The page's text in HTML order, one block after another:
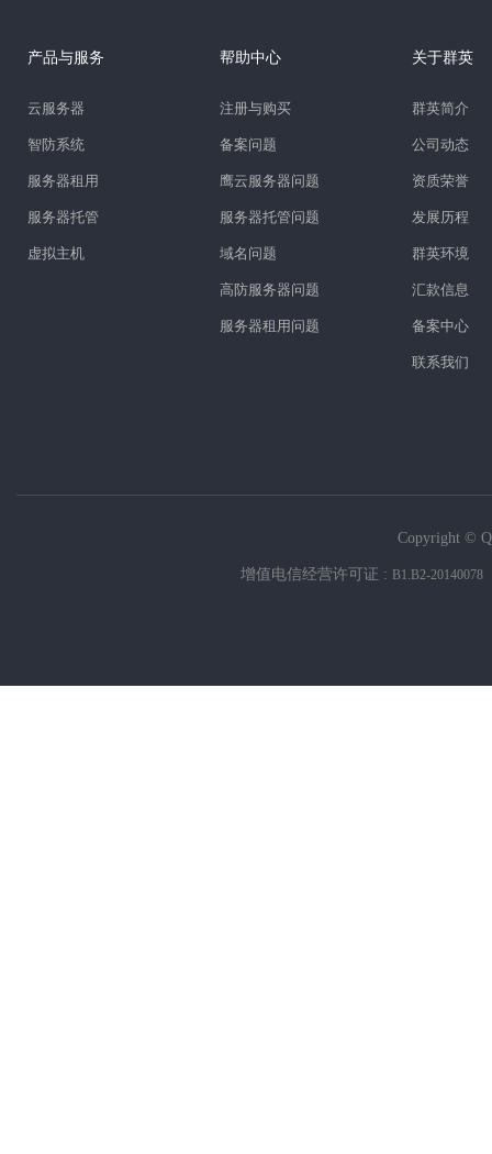
产品与服务
云服务器
智防系统
服务器租用
服务器托管
虚拟主机
帮助中心
注册与购买
备案问题
鹰云服务器问题
服务器托管问题
域名问题
高防服务器问题
服务器租用问题
关于群英
群英简介
公司动态
资质荣誉
发展历程
群英环境
汇款信息
备案中心
联系我们
Copyright ©
增值电信经营许可证 : B1.B2-20140078